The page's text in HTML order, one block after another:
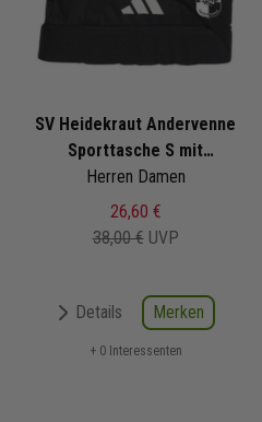
SV Heidekraut Andervenne
Sporttasche S mit
Bodenfach 2025/2026
Herren Damen
26,60 €
38,00 € UVP
Details Merken
+ 0 Interessenten